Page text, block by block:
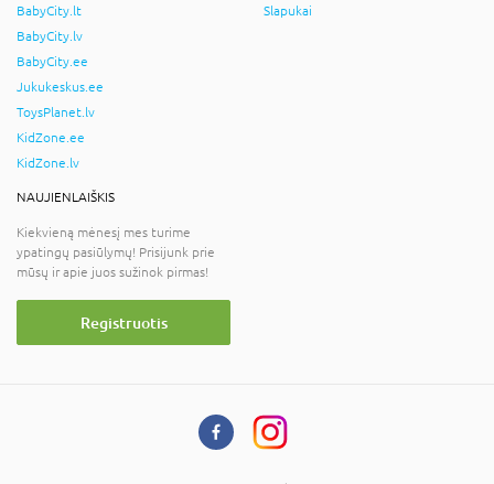
BabyCity.lt
BabyCity.lv
BabyCity.ee
Jukukeskus.ee
ToysPlanet.lv
KidZone.ee
KidZone.lv
Slapukai
NAUJIENLAIŠKIS
Kiekvieną mėnesį mes turime
ypatingų pasiūlymų! Prisijunk prie
mūsų ir apie juos sužinok pirmas!
Registruotis